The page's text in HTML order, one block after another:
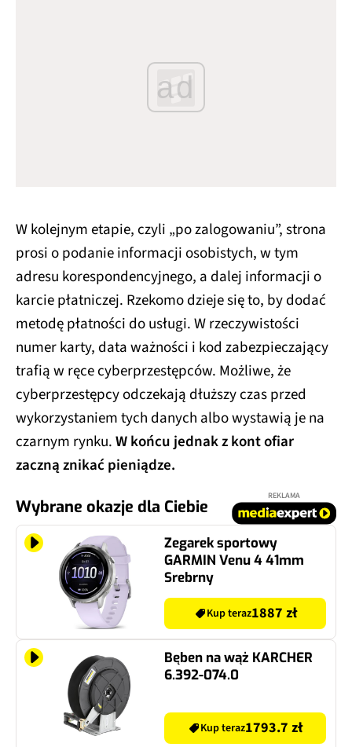
ad
W kolejnym etapie, czyli „po zalogowaniu”, strona
prosi o podanie informacji osobistych, w tym
adresu korespondencyjnego, a dalej informacji o
karcie płatniczej. Rzekomo dzieje się to, by dodać
metodę płatności do usługi. W rzeczywistości
numer karty, data ważności i kod zabezpieczający
trafią w ręce cyberprzestępców. Możliwe, że
cyberprzestępcy odczekają dłuższy czas przed
wykorzystaniem tych danych albo wystawią je na
czarnym rynku.W końcu jednak z kont ofiar
zaczną znikać pieniądze.
Wybrane okazje dla Ciebie
REKLAMA
Zegarek sportowy
GARMIN Venu 4 41mm
Srebrny
Kup teraz1887 zł
Bęben na wąż KARCHER
6.392-074.0
Kup teraz1793.7 zł